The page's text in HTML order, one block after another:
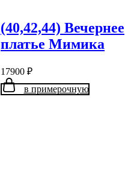
(40,42,44) Вечернее
платье Мимика
17900 ₽
в примерочную